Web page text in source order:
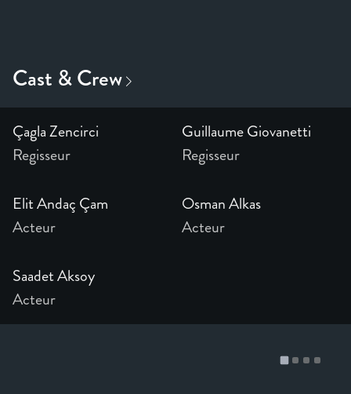
Çagla Zencirci
Regisseur
Guillaume Giovanetti
Regisseur
Elit Andaç Çam
Acteur
Osman Alkas
Acteur
Saadet Aksoy
Acteur